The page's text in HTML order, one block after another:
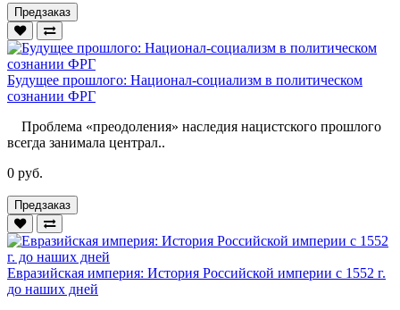
Предзаказ
Будущее прошлого: Национал-социализм в политическом
сознании ФРГ
Проблема «преодоления» наследия нацистского прошлого
всегда занимала централ..
0 руб.
Предзаказ
Евразийская империя: История Российской империи с 1552 г.
до наших дней